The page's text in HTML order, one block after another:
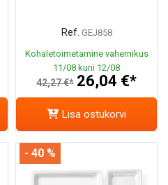
Ref. GEJ858
Kohaletoimetamine vahemikus
11/08 kuni 12/08
42,27 €* 26,04 €*
Lisa ostukorvi
- 40 %